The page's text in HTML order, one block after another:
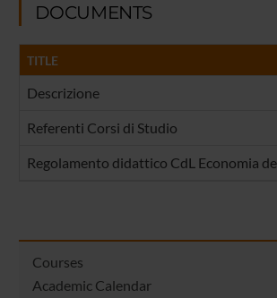
DOCUMENTS
TITLE
Descrizione
Referenti Corsi di Studio
Regolamento didattico CdL Economia
Courses
Academic Calendar